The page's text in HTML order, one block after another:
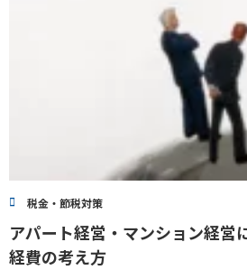
税金・節税対策
アパート経営・マンション経営
経費の考え方